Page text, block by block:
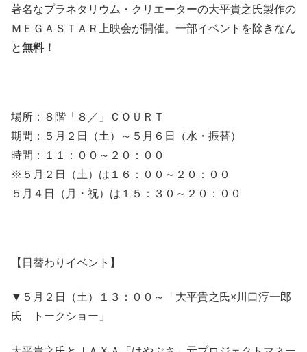
著名なプラネタリウム・クリエーターの大平貴之氏製作の
ＭＥＧＡＳＴＡＲ上映会が開催。一部イベントを除きなん
と無料！
場所：８階「８／」ＣＯＵＲＴ
期間：５月２日（土）～５月６日（水・振替）
時間：１１：００～２０：００
※５月２日（土）は１６：００～２０：００
５月４日（月・祝）は１５：３０～２０：００
【日替わりイベント】
▼５月２日（土）１３：００～「大平貴之氏×川口淳一郎
氏 トークショー」